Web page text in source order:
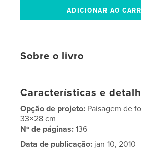
Sobre o livro
Características e
Opção de projeto: Paisagem de
33×28 cm
Nº de páginas:136
Data de publicação: jan 10, 2010